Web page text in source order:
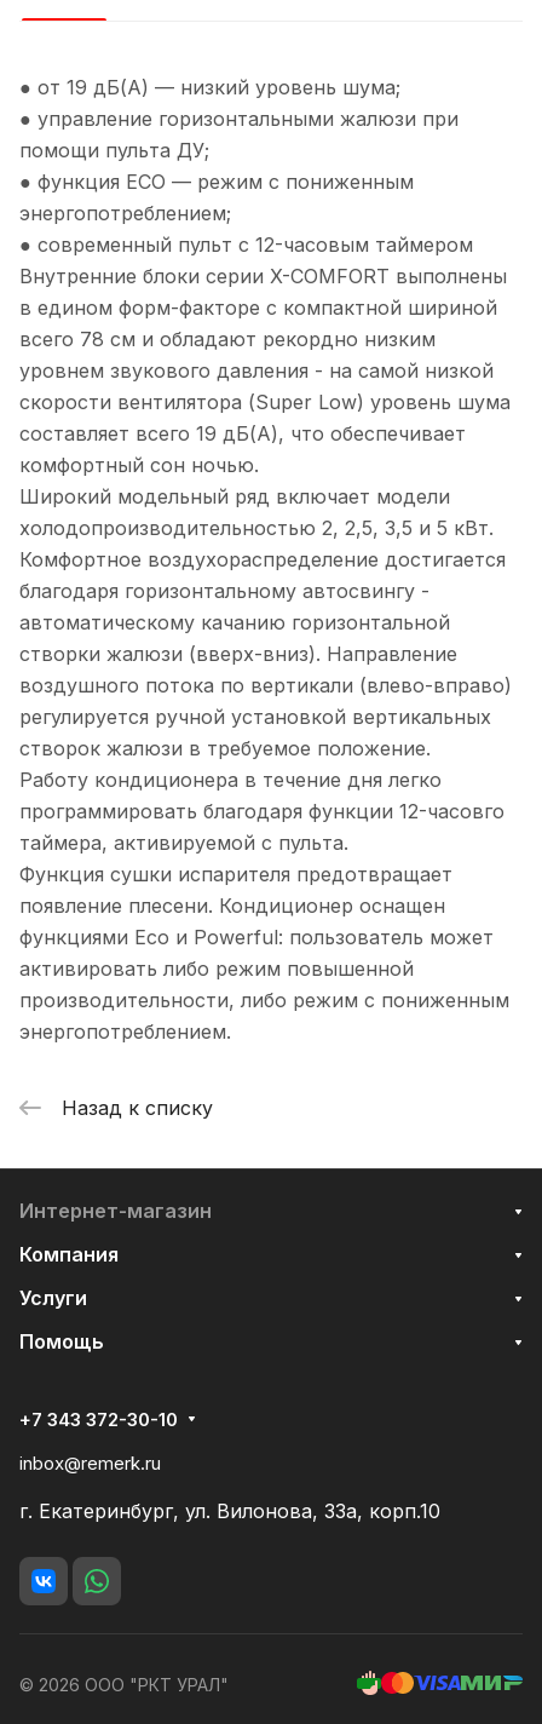
● от 19 дБ(А) — низкий уровень шума;
● управление горизонтальными жалюзи при
помощи пульта ДУ;
● функция ECO — режим с пониженным
энергопотреблением;
● современный пульт с 12-часовым таймером
Внутренние блоки серии X-COMFORT выполнены
в едином форм-факторе с компактной шириной
всего 78 см и обладают рекордно низким
уровнем звукового давления - на самой низкой
скорости вентилятора (Super Low) уровень шума
составляет всего 19 дБ(А), что обеспечивает
комфортный сон ночью.
Широкий модельный ряд включает модели
холодопроизводительностью 2, 2,5, 3,5 и 5 кВт.
Комфортное воздухораспределение достигается
благодаря горизонтальному автосвингу -
автоматическому качанию горизонтальной
створки жалюзи (вверх-вниз). Направление
воздушного потока по вертикали (влево-вправо)
регулируется ручной установкой вертикальных
створок жалюзи в требуемое положение.
Работу кондиционера в течение дня легко
программировать благодаря функции 12-часовго
таймера, активируемой с пульта.
Функция сушки испарителя предотвращает
появление плесени. Кондиционер оснащен
функциями Eco и Powerful: пользователь может
активировать либо режим повышенной
производительности, либо режим с пониженным
энергопотреблением.
Назад к списку
Интернет-магазин
Компания
Услуги
Помощь
+7 343 372-30-10
inbox@remerk.ru
г. Екатеринбург, ул. Вилонова, 33а, корп.10
© 2026 ООО "РКТ УРАЛ"